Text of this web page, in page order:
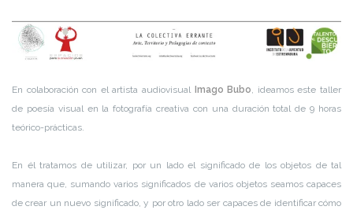
En colaboración con el artista audiovisual Imago Bubo, ideamos este taller
de poesía visual en la fotografía creativa con una duración total de 9 horas
teórico-prácticas.
En él tratamos de utilizar, por un lado el significado de los objetos de tal
manera que, sumando varios significados de varios objetos seamos capaces
de crear un nuevo significado, y por otro lado ser capaces de identificar cómo